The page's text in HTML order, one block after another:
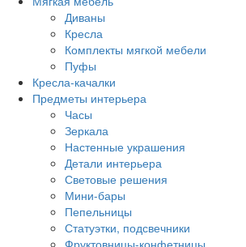
Диваны
Кресла
Комплекты мягкой мебели
Пуфы
Кресла-качалки
Предметы интерьера
Часы
Зеркала
Настенные украшения
Детали интерьера
Световые решения
Мини-бары
Пепельницы
Статуэтки, подсвечники
Фруктовницы-конфетницы